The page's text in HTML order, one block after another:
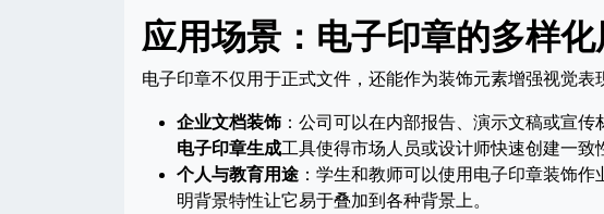
应用场景：电子印章的多样
电子印章不仅用于正式文件，还能作为装饰元素增强视觉表
企业文档装饰 ：公司可以在内部报告、演示文稿或宣
电子印章生成工具使得市场人员或设计师快速创建一致
个人与教育用途 ：学生和教师可以使用电子印章装饰
明背景特性让它易于叠加到各种背景上。